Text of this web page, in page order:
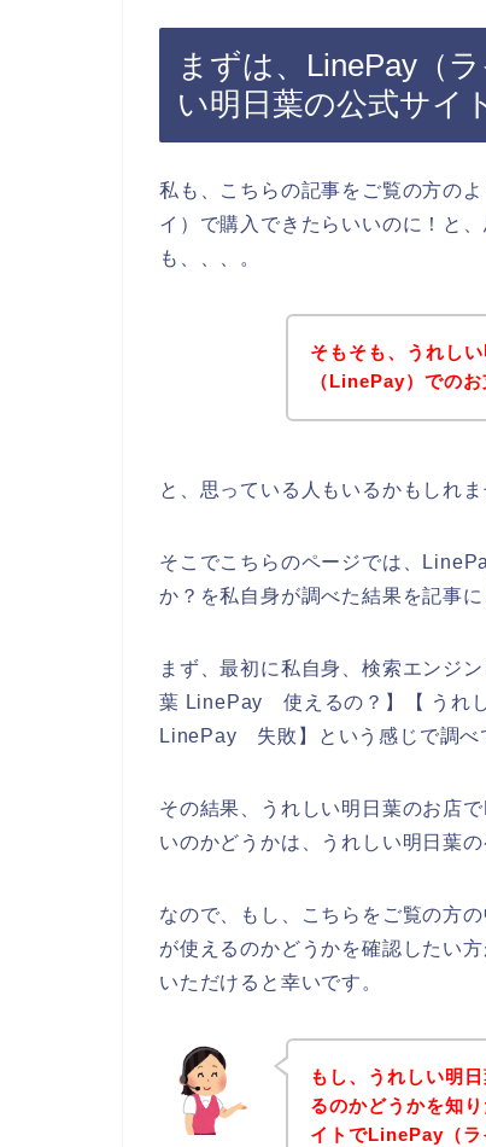
まずは、LinePay（
い明日葉の公式サイ
私も、こちらの記事をご覧の方の
イ）で購入できたらいいのに！と
も、、、。
そもそも、うれし
（LinePay）での
と、思っている人もいるかもしれま
そこでこちらのページでは、
か？を私自身が調べた結果を記事に
まず、最初に私自身、検索エンジ
葉 LinePay 使えるの？】【 うれ
LinePay 失敗】という感じで調べ
その結果、うれしい明日葉のお店
いのかどうかは、うれしい明日葉
なので、もし、こちらをご覧の方
が使えるのかどうかを確認したい
いただけると幸いです。
もし、うれしい明
るのかどうかを知
イトでLinePay（ラ